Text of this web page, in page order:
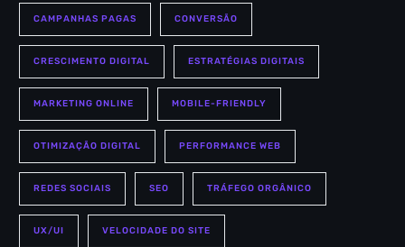
CAMPANHAS PAGAS CONVERSÃO
CRESCIMENTO DIGITAL ESTRATÉGIAS DIGITAIS
MARKETING ONLINE MOBILE-FRIENDLY
OTIMIZAÇÃO DIGITAL PERFORMANCE WEB
REDES SOCIAIS SEO TRÁFEGO ORGÂNICO
UX/UI VELOCIDADE DO SITE